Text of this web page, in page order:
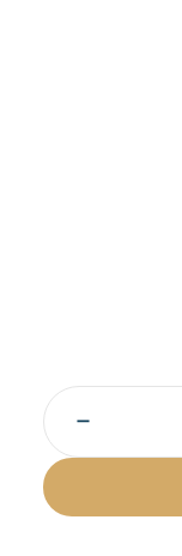
Trabucuri
Liga
−